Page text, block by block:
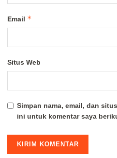
Email *
Situs Web
Simpan nama, email, dan
ini untuk komentar saya